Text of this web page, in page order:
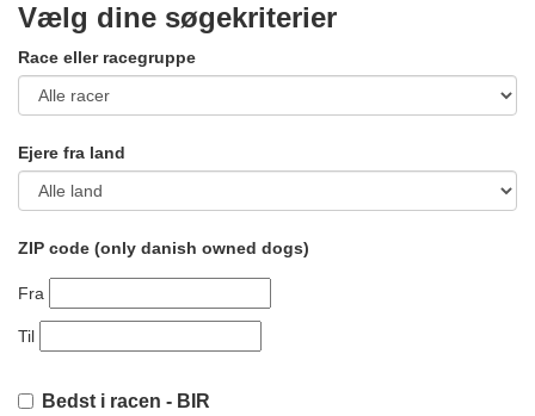
Vælg dine søgekriterier
Race eller racegruppe
Ejere fra land
ZIP code (only danish owned dogs)
Fra
Til
Bedst i racen - BIR